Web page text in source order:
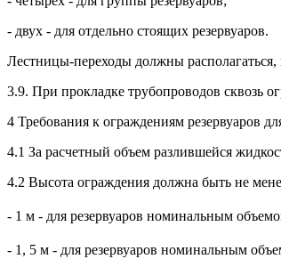
- двух - для отдельно стоящих резервуаров.
Лестницы-переходы должны
3.9. При прокладке трубопроводов сквозь
4 Требования к ограждениям резервуаров
4.1 За расчетный объем разлившейся
4.2 Высота ограждения должна быть не
- 1 м - для резервуаров номинальным
- 1, 5 м - для резервуаров номинальным